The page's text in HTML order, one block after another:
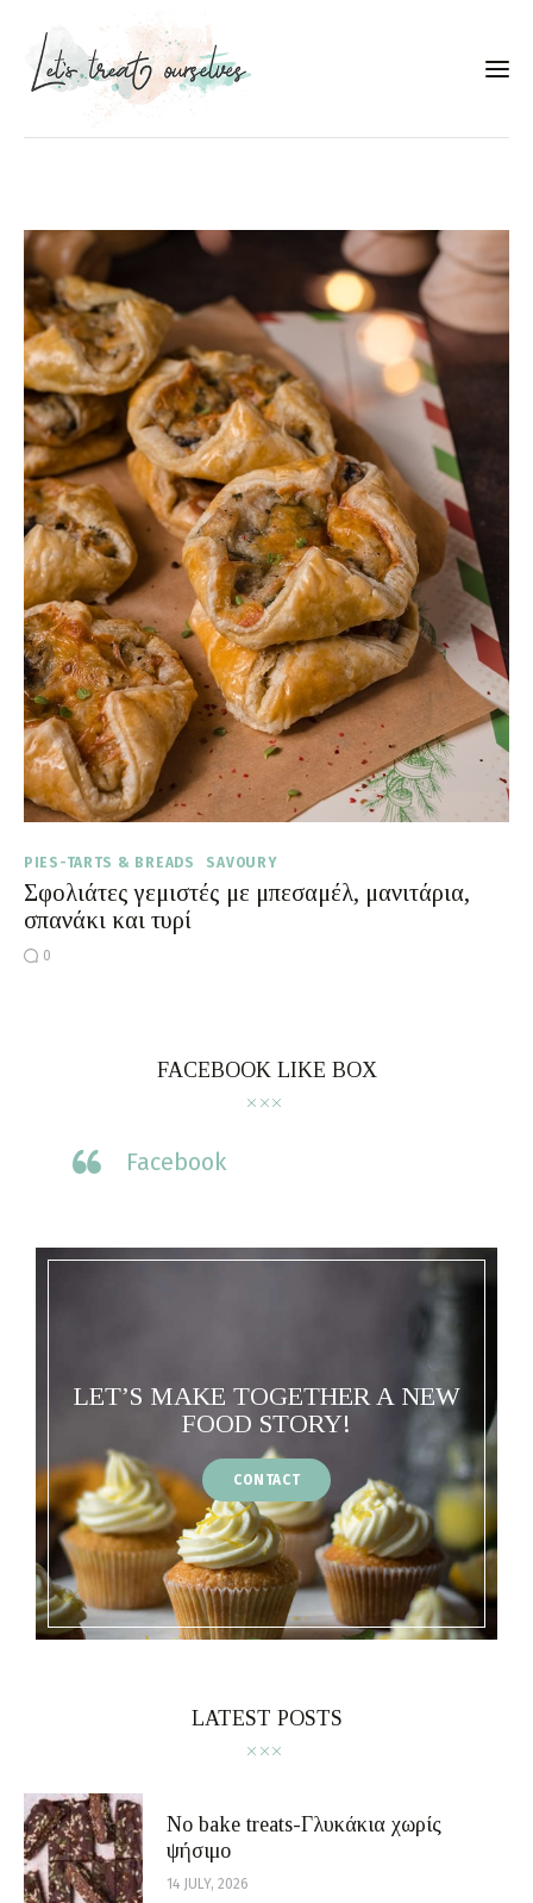
Portfolio
Services
Food photography tips
Επικοινωνία
Συνεργασίες
Moments of Mine
FAQ
PIES-TARTS & BREADS SAVOURY
Σφολιάτες γεμιστές με μπεσαμέλ, μανιτάρια,
σπανάκι και τυρί
0
FACEBOOK LIKE BOX
Facebook
LET’S MAKE TOGETHER A NEW
FOOD STORY!
CONTACT
LATEST POSTS
No bake treats-Γλυκάκια χωρίς
ψήσιμο
14 JULY, 2026